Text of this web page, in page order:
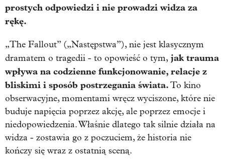
prostych odpowiedzi i nie prowadzi widza za
rękę.
„The Fallout” („Następstwa”),nie jest klasycznym
dramatem o tragedii - to opowieść o tym, jak trauma
wpływa na codzienne funkcjonowanie, relacje z
bliskimi i sposób postrzegania świata.To kino
obserwacyjne, momentami wręcz wyciszone, które nie
buduje napięcia poprzez akcję, ale poprzez emocje i
niedopowiedzenia. Właśnie dlatego tak silnie działa na
widza - zostawia go z poczuciem, że historia nie
kończy się wraz z ostatnią sceną.